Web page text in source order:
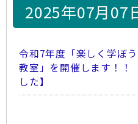
2025年07月07
令和7年度「楽しく学ぼ
教室」を開催します！！
した】